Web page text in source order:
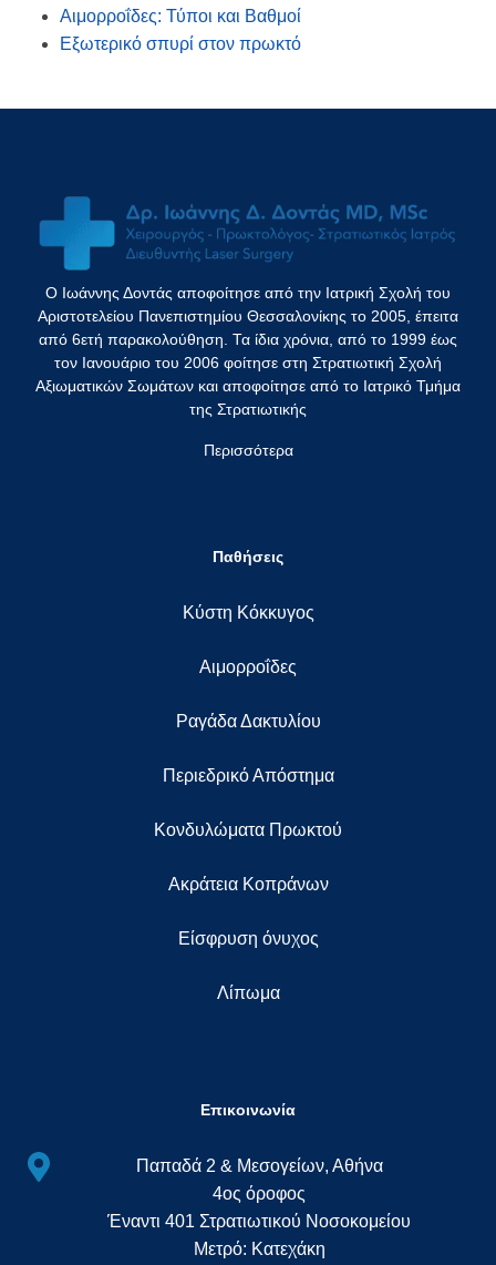
Αιμορροΐδες: Τύποι και Βαθμοί
Εξωτερικό σπυρί στον πρωκτό
Ο Ιωάννης Δοντάς αποφοίτησε από την Ιατρική Σχολή του
Αριστοτελείου Πανεπιστημίου Θεσσαλονίκης το 2005, έπειτα
από 6ετή παρακολούθηση. Τα ίδια χρόνια, από το 1999 έως
τον Ιανουάριο του 2006 φοίτησε στη Στρατιωτική Σχολή
Αξιωματικών Σωμάτων και αποφοίτησε από το Ιατρικό Τμήμα
της Στρατιωτικής
Περισσότερα
Παθήσεις
Κύστη Κόκκυγος
Αιμορροΐδες
Ραγάδα Δακτυλίου
Περιεδρικό Απόστημα
Κονδυλώματα Πρωκτού
Ακράτεια Κοπράνων
Eίσφρυση όνυχος
Λίπωμα
Επικοινωνία
Παπαδά 2 & Μεσογείων, Αθήνα
4ος όροφος
Έναντι 401 Στρατιωτικού Νοσοκομείου
Μετρό: Κατεχάκη